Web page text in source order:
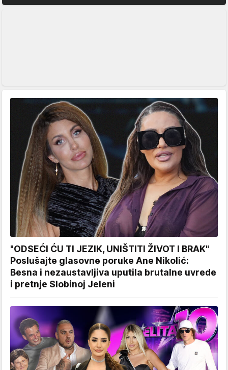
"ODSEĆI ĆU TI JEZIK, UNIŠTITI ŽIVOT I BRAK"
Poslušajte glasovne poruke Ane Nikolić:
Besna i nezaustavljiva uputila brutalne uvrede
i pretnje Slobinoj Jeleni